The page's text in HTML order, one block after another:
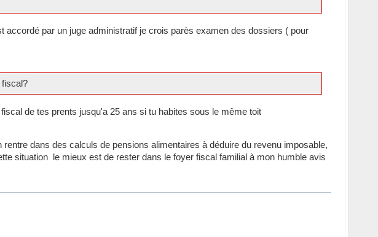
accordé par un juge administratif je crois parès examen des dossiers ( pour
de tes prents jusqu'a 25 ans si tu habites sous le même toit
dans des calculs de pensions alimentaires à déduire du revenu imposable,
situation le mieux est de rester dans le foyer fiscal familial à mon humble avis